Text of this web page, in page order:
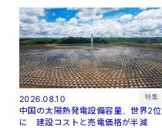
2026.08.10 特集
中国の太陽熱発電設備容量、世界2位
に 建設コストと売電価格が半減